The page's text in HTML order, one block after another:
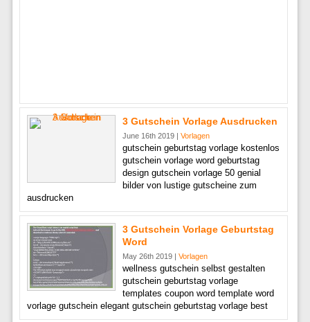
3 Gutschein Vorlage Ausdrucken
June 16th 2019 | Vorlagen
gutschein geburtstag vorlage kostenlos
gutschein vorlage word geburtstag
design gutschein vorlage 50 genial
bilder von lustige gutscheine zum
ausdrucken
3 Gutschein Vorlage Geburtstag
Word
May 26th 2019 | Vorlagen
wellness gutschein selbst gestalten
gutschein geburtstag vorlage
templates coupon word template word
vorlage gutschein elegant gutschein geburtstag vorlage best